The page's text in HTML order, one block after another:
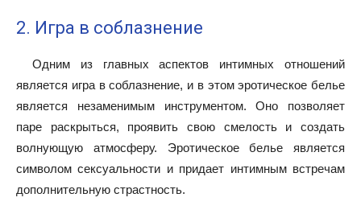
2. Игра в соблазнение
Одним из главных аспектов интимных отношений
является игра в соблазнение, и в этом эротическое белье
является незаменимым инструментом. Оно позволяет
паре раскрыться, проявить свою смелость и создать
волнующую атмосферу. Эротическое белье является
символом сексуальности и придает интимным встречам
дополнительную страстность.